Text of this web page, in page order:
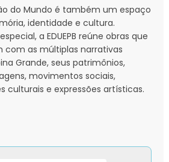
do Mundo é também um espaço
identidade e cultura.
a EDUEPB reúne obras que
com as múltiplas narrativas
Grande, seus patrimônios,
movimentos sociais,
culturais e expressões artísticas.